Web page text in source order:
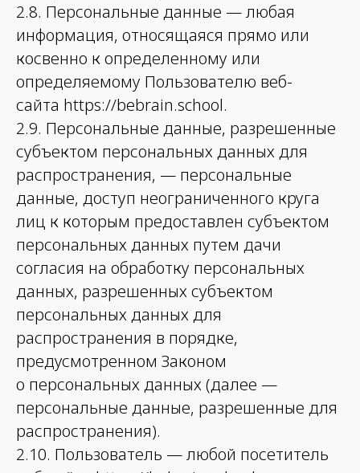
2.8. Персональные данные — любая
информация, относящаяся прямо или
косвенно к определенному или
определяемому Пользователю веб-
сайта https://bebrain.school.
2.9. Персональные данные, разрешенные
субъектом персональных данных для
распространения, — персональные
данные, доступ неограниченного круга
лиц к которым предоставлен субъектом
персональных данных путем дачи
согласия на обработку персональных
данных, разрешенных субъектом
персональных данных для
распространения в порядке,
предусмотренном Законом
о персональных данных (далее —
персональные данные, разрешенные для
распространения).
2.10. Пользователь — любой посетитель